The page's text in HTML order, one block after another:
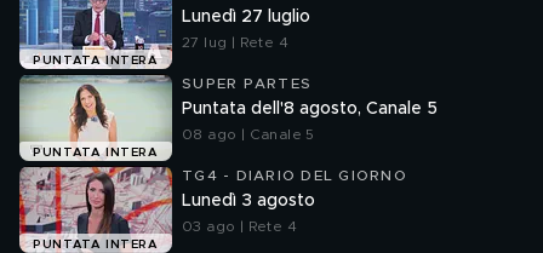
PUNTATA INTERA
Lunedì 27 luglio
27 lug | Rete 4
PUNTATA INTERA
SUPER PARTES
Puntata dell'8 agosto, Canale 5
08 ago | Canale 5
PUNTATA INTERA
TG4 - DIARIO DEL GIORNO
Lunedì 3 agosto
03 ago | Rete 4